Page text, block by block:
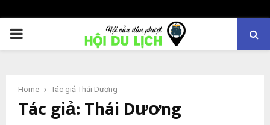
PRIMARY
Home Tác giả Thái Dương
Tác giả:Thái Dương